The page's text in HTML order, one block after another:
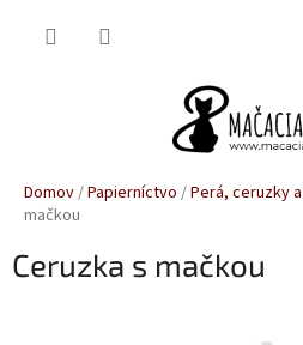
Domov/Papierníctvo /Perá, ceruzky
mačkou
Ceruzka s mačkou